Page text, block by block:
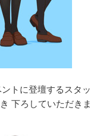
トに登壇するスタッ
下ろしていただきま